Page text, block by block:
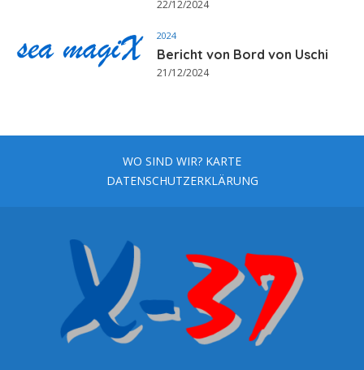
22/12/2024
2024
Bericht von Bord von Uschi
21/12/2024
WO SIND WIR? KARTE
DATENSCHUTZERKLÄRUNG